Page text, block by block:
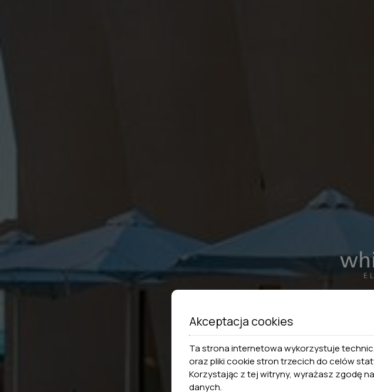
Akceptacja cookies
Ta strona internetowa wykorzystuje
oraz pliki cookie stron trzecich do celów
Korzystając z tej witryny, wyrażasz zgodę
danych.